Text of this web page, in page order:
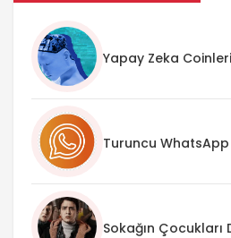
Yapay Zeka Coinleri
Turuncu WhatsApp
Sokağın Çocukları